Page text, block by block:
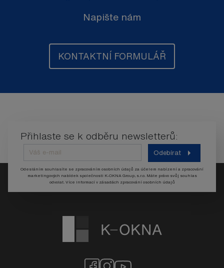
Napište nám
KONTAKTNÍ FORMULÁŘ
Přihlaste se k odběru newsletterů:
Odebírat
Odesláním souhlasíte se zpracováním osobních údajů za účelem nabízení a zpracování
marketingových nabídek společnosti K-OKNA Group, s.r.o. Máte právo svůj souhlas
odvolat. Více informací v zásadách zpracování osobních údajů